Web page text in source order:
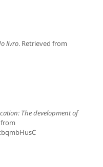
livro. Retrieved from
The development of